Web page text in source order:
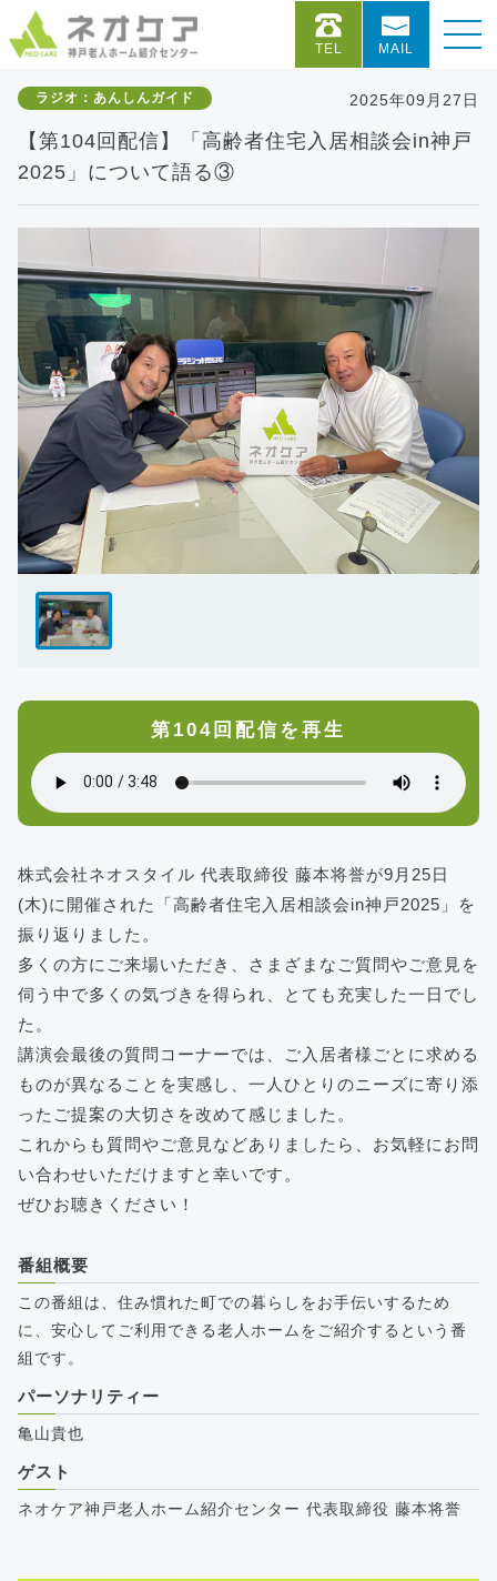
TEL MAIL
ラジオ：あんしんガイド 2025年09月27日
【第104回配信】「高齢者住宅入居相談会in神戸
2025」について語る③
第104回配信を再生
株式会社ネオスタイル 代表取締役 藤本将誉が9月25日
(木)に開催された「高齢者住宅入居相談会in神戸2025」を
振り返りました。
多くの方にご来場いただき、さまざまなご質問やご意見を
伺う中で多くの気づきを得られ、とても充実した一日でし
た。
講演会最後の質問コーナーでは、ご入居者様ごとに求める
ものが異なることを実感し、一人ひとりのニーズに寄り添
ったご提案の大切さを改めて感じました。
これからも質問やご意見などありましたら、お気軽にお問
い合わせいただけますと幸いです。
ぜひお聴きください！
番組概要
この番組は、住み慣れた町での暮らしをお手伝いするため
に、安心してご利用できる老人ホームをご紹介するという番
組です。
パーソナリティー
亀山貴也
ゲスト
ネオケア神戸老人ホーム紹介センター 代表取締役 藤本将誉